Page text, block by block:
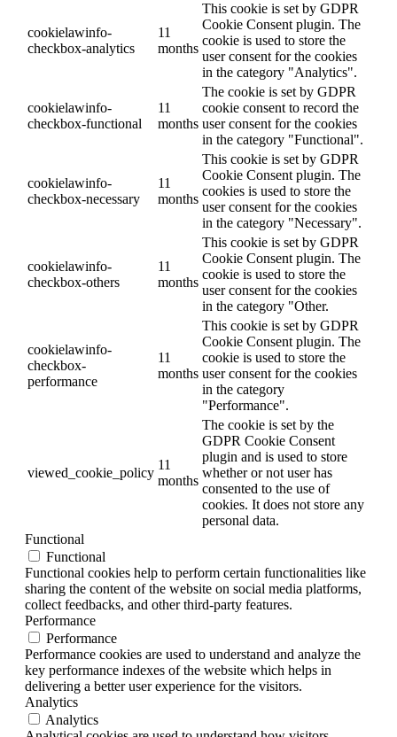
cookielawinfo-
checkbox-analytics
11
months
This cookie is set by GDPR
Cookie Consent plugin. The
cookie is used to store the
user consent for the cookies
in the category "Analytics".
cookielawinfo-
checkbox-functional
11
months
The cookie is set by GDPR
cookie consent to record the
user consent for the cookies
in the category "Functional".
cookielawinfo-
checkbox-necessary
11
months
This cookie is set by GDPR
Cookie Consent plugin. The
cookies is used to store the
user consent for the cookies
in the category "Necessary".
cookielawinfo-
checkbox-others
11
months
This cookie is set by GDPR
Cookie Consent plugin. The
cookie is used to store the
user consent for the cookies
in the category "Other.
cookielawinfo-
checkbox-
performance
11
months
This cookie is set by GDPR
Cookie Consent plugin. The
cookie is used to store the
user consent for the cookies
in the category
"Performance".
viewed_cookie_policy
11
months
The cookie is set by the
GDPR Cookie Consent
plugin and is used to store
whether or not user has
consented to the use of
cookies. It does not store any
personal data.
Functional
Functional
Functional cookies help to perform certain functionalities like
sharing the content of the website on social media platforms,
collect feedbacks, and other third-party features.
Performance
Performance
Performance cookies are used to understand and analyze the
key performance indexes of the website which helps in
delivering a better user experience for the visitors.
Analytics
Analytics